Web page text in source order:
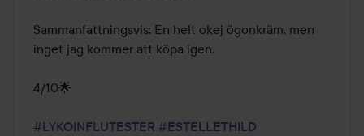
Sammanfattningsvis: En helt okej ögonkräm, men
inget jag kommer att köpa igen.
4/10🌟
#LYKOINFLUTESTER #ESTELLETHILD